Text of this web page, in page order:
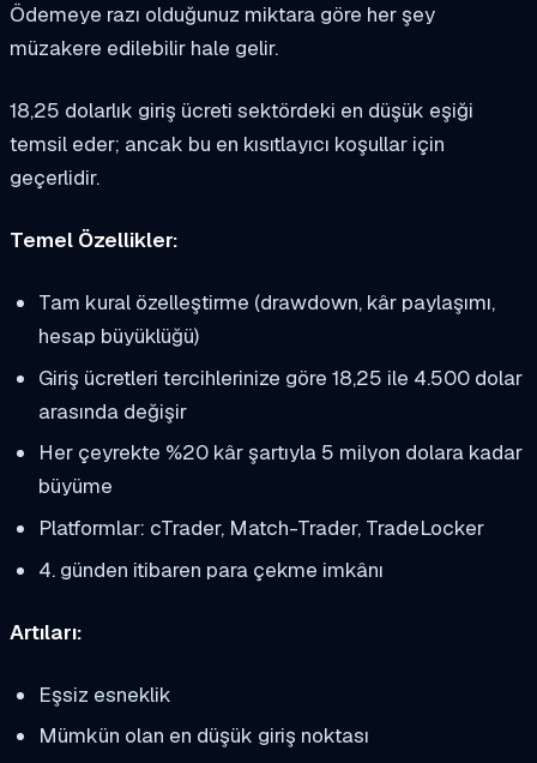
Ödemeye razı olduğunuz miktara göre her şey
müzakere edilebilir hale gelir.
18,25 dolarlık giriş ücreti sektördeki en düşük eşiği
temsil eder; ancak bu en kısıtlayıcı koşullar için
geçerlidir.
Temel Özellikler:
Tam kural özelleştirme (drawdown, kâr paylaşımı,
hesap büyüklüğü)
Giriş ücretleri tercihlerinize göre 18,25 ile 4.500 dolar
arasında değişir
Her çeyrekte %20 kâr şartıyla 5 milyon dolara kadar
büyüme
Platformlar: cTrader, Match-Trader, TradeLocker
4. günden itibaren para çekme imkânı
Artıları:
Eşsiz esneklik
Mümkün olan en düşük giriş noktası